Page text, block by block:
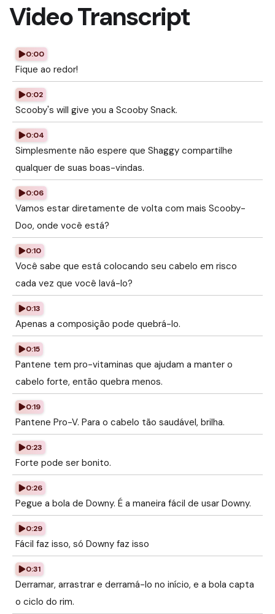
Video Transcript
0:00
Fique ao redor!
0:02
Scooby's will give you a Scooby Snack.
0:04
Simplesmente não espere que Shaggy compartilhe
qualquer de suas boas-vindas.
0:06
Vamos estar diretamente de volta com mais Scooby-
Doo, onde você está?
0:10
Você sabe que está colocando seu cabelo em risco
cada vez que você lavá-lo?
0:13
Apenas a composição pode quebrá-lo.
0:15
Pantene tem pro-vitaminas que ajudam a manter o
cabelo forte, então quebra menos.
0:19
Pantene Pro-V. Para o cabelo tão saudável, brilha.
0:23
Forte pode ser bonito.
0:26
Pegue a bola de Downy. É a maneira fácil de usar Downy.
0:29
Fácil faz isso, só Downy faz isso
0:31
Derramar, arrastrar e derramá-lo no início, e a bola capta
o ciclo do rim.